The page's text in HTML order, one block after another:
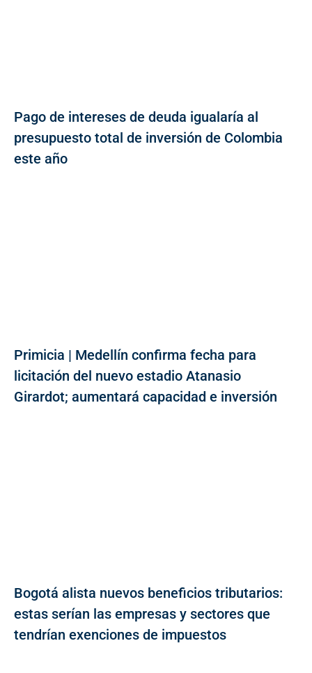
Pago de intereses de deuda igualaría al
presupuesto total de inversión de Colombia
este año
Primicia | Medellín confirma fecha para
licitación del nuevo estadio Atanasio
Girardot; aumentará capacidad e inversión
Bogotá alista nuevos beneficios tributarios:
estas serían las empresas y sectores que
tendrían exenciones de impuestos